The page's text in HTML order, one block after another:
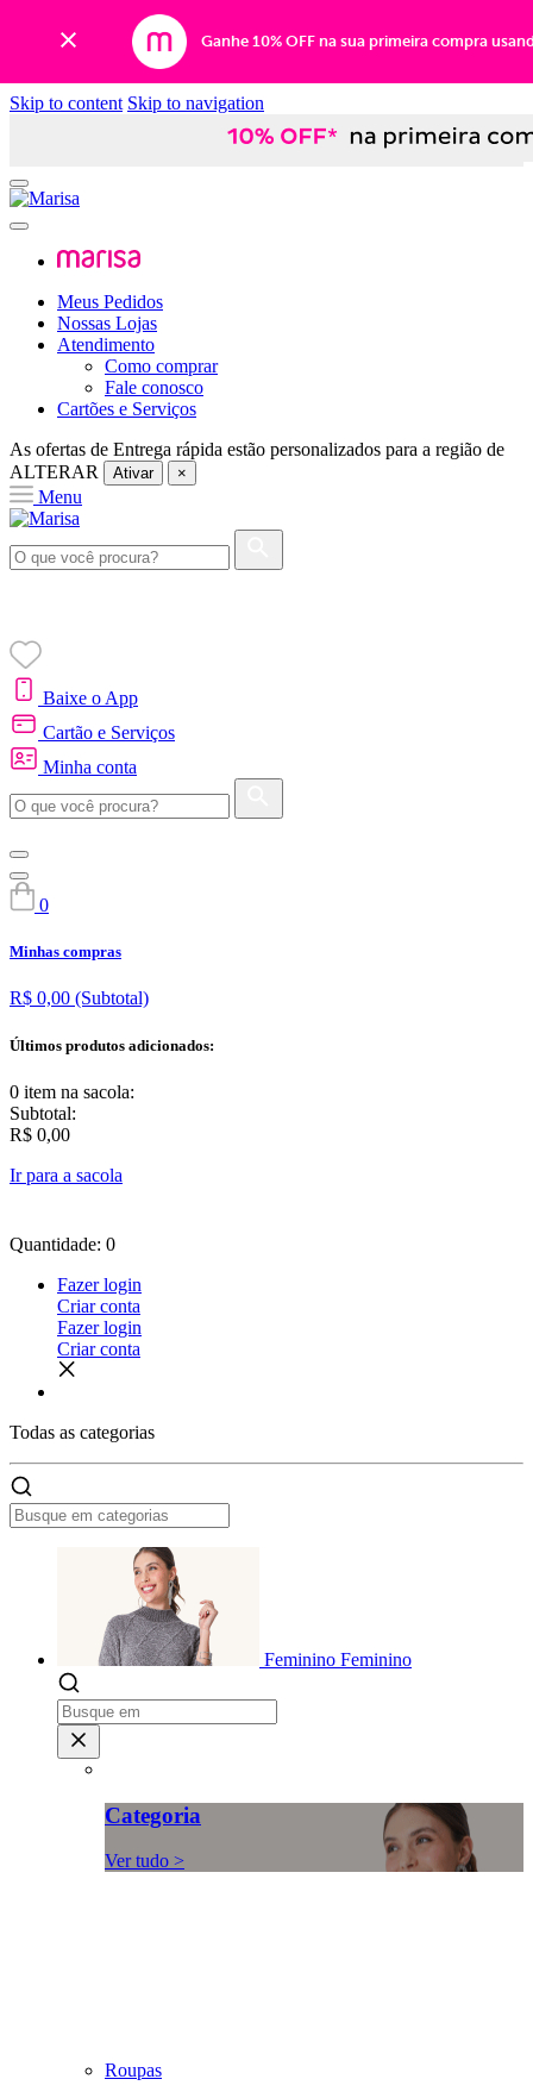
Ganhe 10% OFF na sua primeira compra
Skip to content Skip to navigation
Meus Pedidos
Nossas Lojas
Atendimento
Como comprar
Fale conosco
Cartões e Serviços
As ofertas de Entrega rápida estão personalizados para a região de
ALTERAR
Ativar ×
Menu
Baixe o App
Cartão e Serviços
Minha conta
0
Minhas compras
R$ 0,00 (Subtotal)
Últimos produtos adicionados:
0 item na sacola:
Subtotal:
R$ 0,00
Ir para a sacola
Quantidade: 0
Fazer login
Criar conta
Fazer login
Criar conta
Todas as categorias
Feminino Feminino
Categoria
Ver tudo >
Roupas